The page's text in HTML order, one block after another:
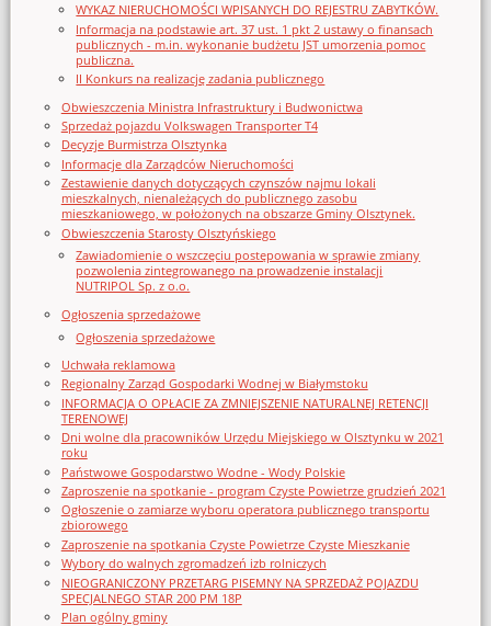
WYKAZ NIERUCHOMOŚCI WPISANYCH DO REJESTRU ZABYTKÓW.
Informacja na podstawie art. 37 ust. 1 pkt 2 ustawy o finansach
publicznych - m.in. wykonanie budżetu JST umorzenia pomoc
publiczna.
II Konkurs na realizację zadania publicznego
Obwieszczenia Ministra Infrastruktury i Budwonictwa
Sprzedaż pojazdu Volkswagen Transporter T4
Decyzje Burmistrza Olsztynka
Informacje dla Zarządców Nieruchomości
Zestawienie danych dotyczących czynszów najmu lokali
mieszkalnych, nienależących do publicznego zasobu
mieszkaniowego, w położonych na obszarze Gminy Olsztynek.
Obwieszczenia Starosty Olsztyńskiego
Zawiadomienie o wszczęciu postępowania w sprawie zmiany
pozwolenia zintegrowanego na prowadzenie instalacji
NUTRIPOL Sp. z o.o.
Ogłoszenia sprzedażowe
Ogłoszenia sprzedażowe
Uchwała reklamowa
Regionalny Zarząd Gospodarki Wodnej w Białymstoku
INFORMACJA O OPŁACIE ZA ZMNIEJSZENIE NATURALNEJ RETENCJI
TERENOWEJ
Dni wolne dla pracowników Urzędu Miejskiego w Olsztynku w 2021
roku
Państwowe Gospodarstwo Wodne - Wody Polskie
Zaproszenie na spotkanie - program Czyste Powietrze grudzień 2021
Ogłoszenie o zamiarze wyboru operatora publicznego transportu
zbiorowego
Zaproszenie na spotkania Czyste Powietrze Czyste Mieszkanie
Wybory do walnych zgromadzeń izb rolniczych
NIEOGRANICZONY PRZETARG PISEMNY NA SPRZEDAŻ POJAZDU
SPECJALNEGO STAR 200 PM 18P
Plan ogólny gminy